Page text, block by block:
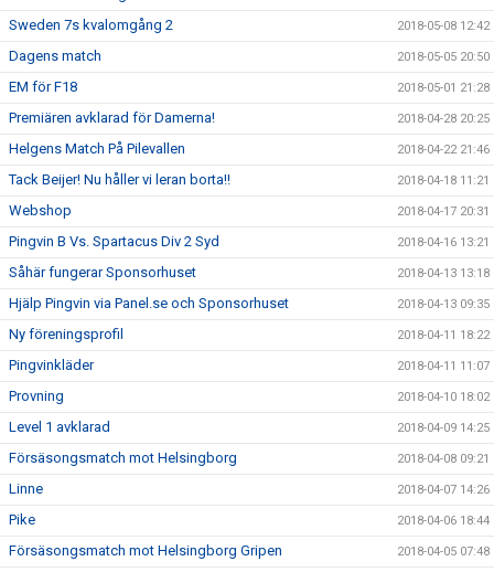
Sweden 7s kvalomgång 2 2018-05-08 12:42
Dagens match 2018-05-05 20:50
EM för F18 2018-05-01 21:28
Premiären avklarad för Damerna! 2018-04-28 20:25
Helgens Match På Pilevallen 2018-04-22 21:46
Tack Beijer! Nu håller vi leran borta!! 2018-04-18 11:21
Webshop 2018-04-17 20:31
Pingvin B Vs. Spartacus Div 2 Syd 2018-04-16 13:21
Såhär fungerar Sponsorhuset 2018-04-13 13:18
Hjälp Pingvin via Panel.se och Sponsorhuset 2018-04-13 09:35
Ny föreningsprofil 2018-04-11 18:22
Pingvinkläder 2018-04-11 11:07
Provning 2018-04-10 18:02
Level 1 avklarad 2018-04-09 14:25
Försäsongsmatch mot Helsingborg 2018-04-08 09:21
Linne 2018-04-07 14:26
Pike 2018-04-06 18:44
Försäsongsmatch mot Helsingborg Gripen 2018-04-05 07:48